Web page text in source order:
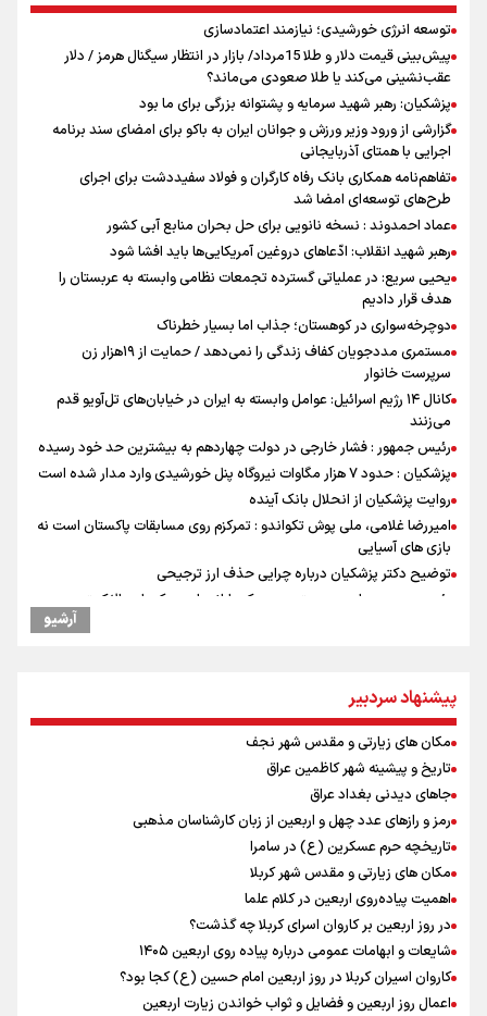
توسعه انرژی خورشیدی؛ نیازمند اعتمادسازی
پیش‌بینی قیمت دلار و طلا 15مرداد/ بازار در انتظار سیگنال هرمز / دلار
عقب‌نشینی می‌کند یا طلا صعودی می‌ماند؟
پزشکیان: رهبر شهید سرمایه و پشتوانه بزرگی برای ما بود
گزارشی از ورود وزیر ورزش و جوانان ایران به باکو برای امضای سند برنامه
اجرایی با همتای آذربایجانی
تفاهم‌نامه همکاری بانک رفاه کارگران و فولاد سفیددشت برای اجرای
طرح‌های توسعه‌ای امضا شد
عماد احمدوند : نسخه نانویی برای حل بحران منابع آبی کشور
رهبر شهید انقلاب: ادّعاهای دروغین آمریکایی‌ها باید افشا شود
یحیی سریع: در عملیاتی گسترده تجمعات نظامی وابسته به عربستان را
هدف قرار دادیم
دوچرخه‌سواری در کوهستان؛ جذاب اما بسیار خطرناک
مستمری مددجویان کفاف زندگی را نمی‌دهد / حمایت از ۱۹هزار زن‌
سرپرست خانوار
کانال ۱۴ رژیم اسرائیل: عوامل وابسته به ایران در خیابان‌های تل‌آویو قدم
می‌زنند
رئیس جمهور : فشار خارجی در دولت چهاردهم به بیشترین حد خود رسیده
پزشکیان : حدود ۷ هزار مگاوات نیروگاه پنل خورشیدی وارد مدار شده است
روایت پزشکیان از انحلال بانک آینده
امیررضا غلامی، ملی پوش تکواندو : تمرکزم روی مسابقات پاکستان است نه
بازی های آسیایی
توضیح دکتر پزشکیان درباره چرایی حذف ارز ترجیحی
رئیس جمهور : باید به سمتی برویم که یارانه‌های دهک‌های بالا کمتر و به
ونس: ایرانی‌ها مذاکره‌کنندگان سرسختی هستند
جابجایی مرکز ثقل اقتصاد جهان انجام شد/ فرصت طلایی برای اقتصاد
ایران +نمودار
پزشکیان : قطار چابهار - زاهدان در هفته دولت به بهره‌برداری می‌رسد
رئیس جمهور : اتصال شهرهای اطراف تهران به مترو در دستور کار است
رئیس جمهور : در کنار گسترش فضاهای آموزشی، باید کیفیت آموزش را هم
بالا ببریم
شنیده شدن صدای ۲ انفجار در یک نفتکش در حال عبور از تنگه هرمز
اردوی تیم ملی تکواندو
آرشیو
پیشنهاد سردبیر
مکان های زیارتی و مقدس شهر نجف
تاریخ و پیشینه شهر کاظمین عراق
جاهای دیدنی بغداد عراق
رمز و رازهای عدد چهل و اربعین از زبان کارشناسان مذهبی
تاریخچه حرم عسکرین (ع) در سامرا
مکان های زیارتی و مقدس شهر کربلا
اهمیت پیاده‌روی اربعین در کلام علما
در روز اربعین بر کاروان اسرای کربلا چه گذشت؟
شایعات و ابهامات عمومی درباره پیاده روی اربعین ۱۴۰۵
کاروان اسیران کربلا در روز اربعین امام حسین (ع) کجا بود؟
اعمال روز اربعین و فضایل و ثواب خواندن زیارت اربعین